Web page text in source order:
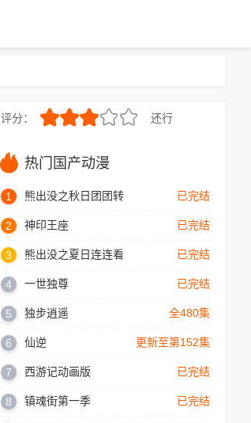
评分： 还行
热门国产动漫
1 已完结
熊出没之秋日团团转
2 已完结
神印王座
3 已完结
熊出没之夏日连连看
4 已完结
一世独尊
5 全480集
独步逍遥
6 更新至第152集
仙逆
7 已完结
西游记动画版
8 已完结
镇魂街第一季